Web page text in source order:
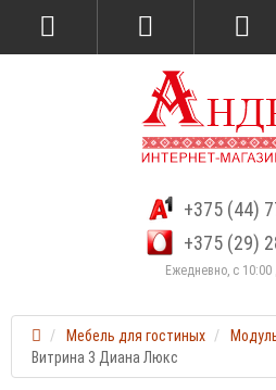
+375 (44)
+375 (29)
Ежедневно, с 10:00
Мебель для гостиных
Витрина 3 Диана Люкс